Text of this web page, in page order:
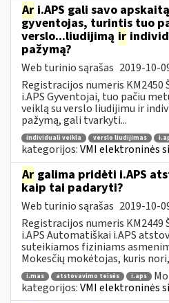
Ar i.APS gali savo
gyventojas, turintis tuo
verslo...liudijimą ir
pažymą?
Web turinio sąrašas 2019-10-
Registracijos numeris
i.APS Gyventojai, tuo pačiu
veiklą su verslo liudijimu ir
pažymą, gali tvarkyti...
individuali veikla verslo liudijimas
kategorijos:VMI elektroninės
Ar galima pridėti i.APS
kaip tai padaryti?
Web turinio sąrašas 2019-10-
Registracijos numeris
i.APS Automatiškai i.APS
suteikiamos fiziniams
Mokesčių mokėtojas, kuris
i.mas atstovavimo teisės i.aps
kategorijos:VMI elektroninės